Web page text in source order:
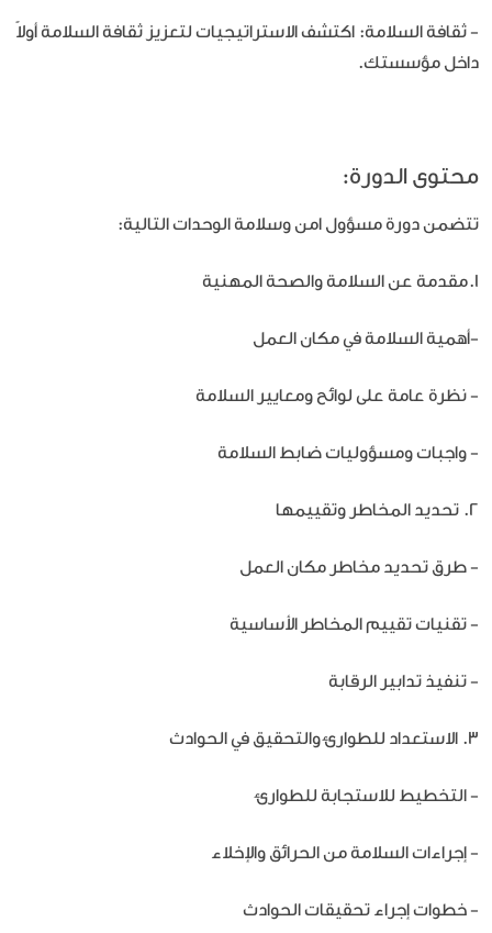
- ثقافة السلامة: اكتشف الاستراتيجيات لتعزيز ثقافة السلامة أولاً
داخل مؤسستك.
محتوى الدورة:
تتضمن دورة مسؤول امن وسلامة الوحدات التالية:
1.مقدمة عن السلامة والصحة المهنية
-أهمية السلامة في مكان العمل
- نظرة عامة على لوائح ومعايير السلامة
- واجبات ومسؤوليات ضابط السلامة
2. تحديد المخاطر وتقييمها
- طرق تحديد مخاطر مكان العمل
- تقنيات تقييم المخاطر الأساسية
- تنفيذ تدابير الرقابة
3. الاستعداد للطوارئ والتحقيق في الحوادث
- التخطيط للاستجابة للطوارئ
- إجراءات السلامة من الحرائق والإخلاء
- خطوات إجراء تحقيقات الحوادث